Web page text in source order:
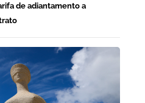
de adiantamento a